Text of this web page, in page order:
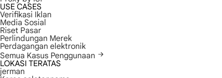
USE CASES
Verifikasi Iklan
Media Sosial
Riset Pasar
Perlindungan Merek
Perdagangan elektronik
Semua Kasus Penggunaan
LOKASI TERATAS
jerman